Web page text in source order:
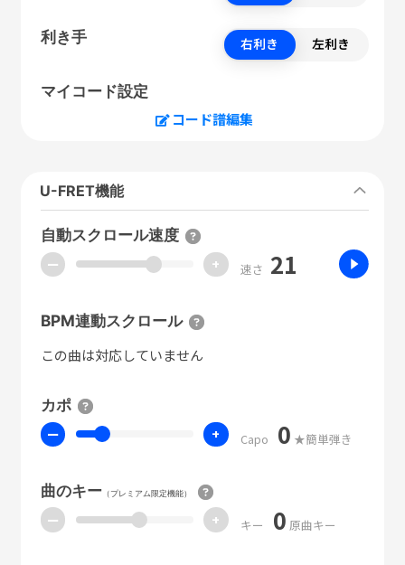
利き手 右利き 左利き
マイコード設定
コード譜編集
U-FRET機能
自動スクロール速度
ー + 速さ 21
BPM連動スクロール
この曲は対応していません
カポ
ー + Capo 0 ★簡単弾き
曲のキー（プレミアム限定機能）
ー + キー 0 原曲キー